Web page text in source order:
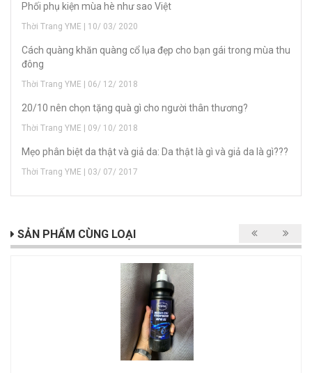
Phối phụ kiện mùa hè như sao Việt
Thời Trang YME | 10/ 03/ 2020
Cách quàng khăn quàng cổ lụa đẹp cho bạn gái trong mùa thu
đông
Thời Trang YME | 06/ 12/ 2018
20/10 nên chọn tặng quà gì cho người thân thương?
Thời Trang YME | 09/ 10/ 2018
Mẹo phân biệt da thật và giả da: Da thật là gì và giả da là gì???
Thời Trang YME | 03/ 07/ 2017
SẢN PHẨM CÙNG LOẠI